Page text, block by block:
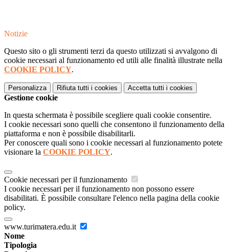
Notizie
Questo sito o gli strumenti terzi da questo utilizzati si avvalgono di
cookie necessari al funzionamento ed utili alle finalità illustrate nella
COOKIE POLICY.
Personalizza Rifiuta tutti i cookies Accetta tutti i cookies
Gestione cookie
In questa schermata è possibile scegliere quali cookie consentire.
I cookie necessari sono quelli che consentono il funzionamento della
piattaforma e non è possibile disabilitarli.
Per conoscere quali sono i cookie necessari al funzionamento potete
visionare la COOKIE POLICY.
Cookie necessari per il funzionamento
I cookie necessari per il funzionamento non possono essere
disabilitati. È possibile consultare l'elenco nella pagina della cookie
policy.
www.turimatera.edu.it
Nome
Tipologia